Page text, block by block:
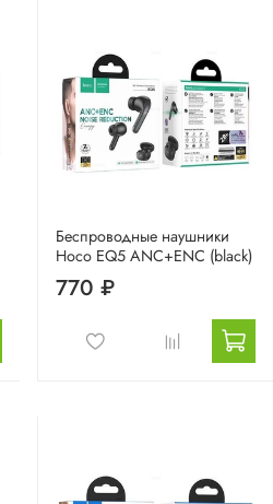
Беспроводные наушники
Hoco EQ5 ANC+ENC (black)
770 ₽